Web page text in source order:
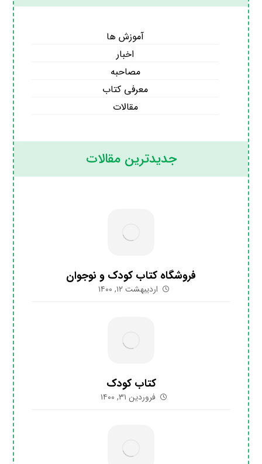
آموزش ها
اخبار
مصاحبه
معرفی کتاب
مقالات
جدیدترین مقالات
فروشگاه کتاب کودک و نوجوان
اردیبهشت ۱۲, ۱۴۰۰
کتاب کودک
فروردین ۳۱, ۱۴۰۰